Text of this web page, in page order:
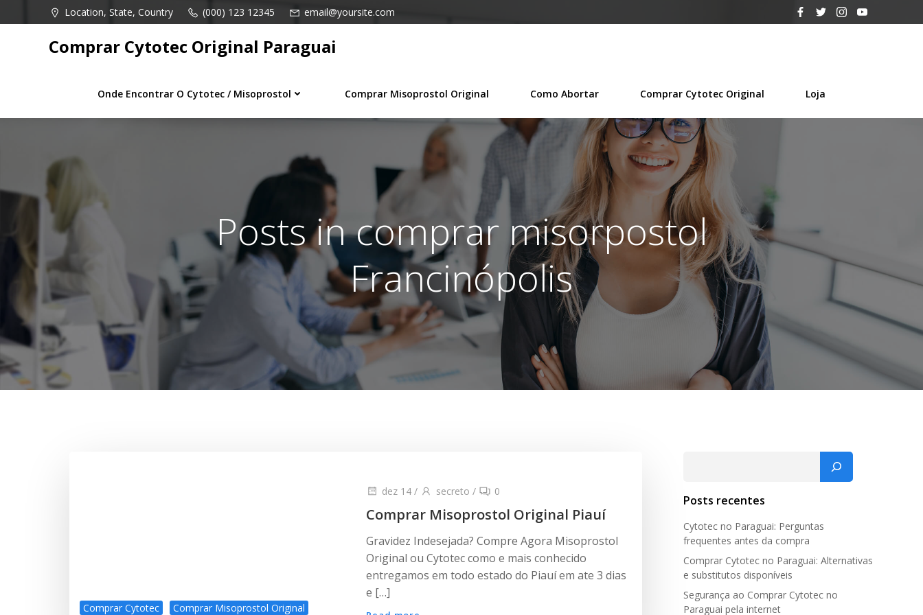
para
Location, State, Country (000) 123 12345 email@yoursite.com
Comprar Cytotec Original Paraguai
Onde Encontrar O Cytotec / Misoprostol Comprar Misoprostol Original Como Abortar Comprar Cytotec Original Loja
Posts in comprar misorpostol
Francinópolis
Comprar Cytotec
Comprar Misoprostol Original
dez 14 / secreto / 0
Comprar Misoprostol Original Piauí
Gravidez Indesejada? Compre Agora Misoprostol
Original ou Cytotec como e mais conhecido
entregamos em todo estado do Piauí em ate 3 dias
e […]
Posts recentes
Cytotec no Paraguai: Perguntas
frequentes antes da compra
Comprar Cytotec no Paraguai: Alternativas
e substitutos disponíveis
Segurança ao Comprar Cytotec no
Paraguai pela internet